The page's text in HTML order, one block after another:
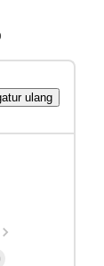
ulang